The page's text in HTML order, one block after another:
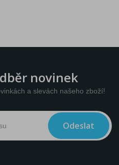
novinek
a slevách našeho zboží!
Odeslat